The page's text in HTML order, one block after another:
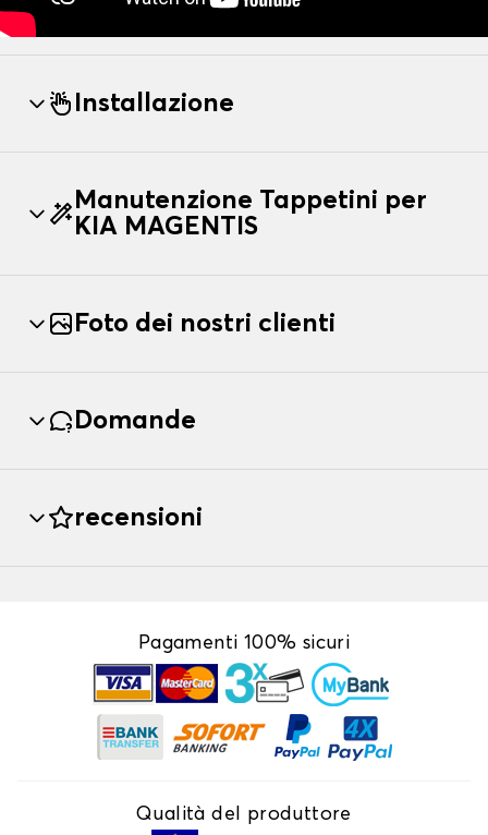
Installazione
Manutenzione Tappetini per
KIA MAGENTIS
Foto dei nostri clienti
Domande
recensioni
Pagamenti 100% sicuri
Qualità del produttore